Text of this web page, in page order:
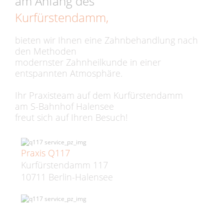
Kurfürstendamm,
bieten wir Ihnen eine Zahnbehandlung nach
den Methoden
modernster Zahnheilkunde in einer
entspannten Atmosphäre.
Ihr Praxisteam auf dem Kurfürstendamm
am S-Bahnhof Halensee
freut sich auf Ihren Besuch!
Praxis Q117
Kurfürstendamm 117
10711 Berlin-Halensee